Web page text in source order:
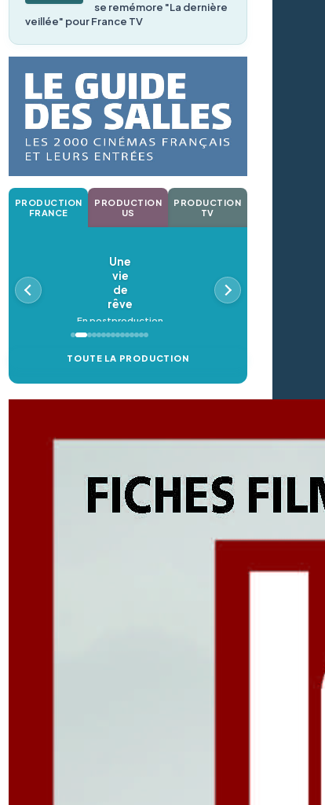
se remémore "La dernière
veillée" pour France TV
PRODUCTION
FRANCE
PRODUCTION
US
PRODUCTION
TV
Une
vie
de
rêve
En postproduction
TOUTE LA PRODUCTION